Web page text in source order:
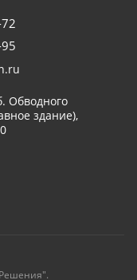
Обводного
здание),